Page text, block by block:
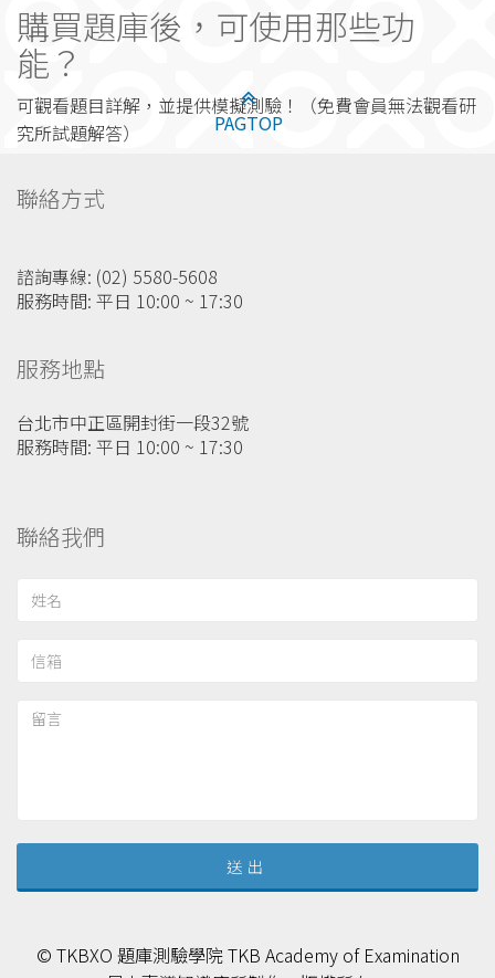
購買題庫後，可使用那些功
能？
可觀看題目詳解，並提供模擬測驗！（免費會員無法觀看研
究所試題解答）
PAGTOP
聯絡方式
諮詢專線: (02) 5580-5608
服務時間: 平日 10:00 ~ 17:30
服務地點
台北市中正區開封街一段32號
服務時間: 平日 10:00 ~ 17:30
聯絡我們
© TKBXO 題庫測驗學院 TKB Academy of Examination